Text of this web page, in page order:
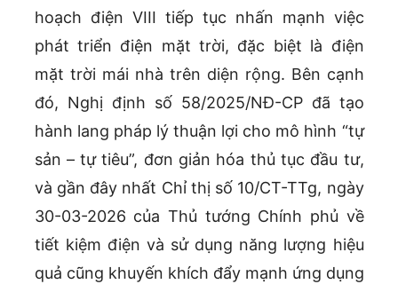
hoạch điện VIII tiếp tục nhấn mạnh việc
phát triển điện mặt trời, đặc biệt là điện
mặt trời mái nhà trên diện rộng. Bên cạnh
đó, Nghị định số 58/2025/NĐ-CP đã tạo
hành lang pháp lý thuận lợi cho mô hình “tự
sản – tự tiêu”, đơn giản hóa thủ tục đầu tư,
và gần đây nhất Chỉ thị số 10/CT-TTg, ngày
30-03-2026 của Thủ tướng Chính phủ về
tiết kiệm điện và sử dụng năng lượng hiệu
quả cũng khuyến khích đẩy mạnh ứng dụng